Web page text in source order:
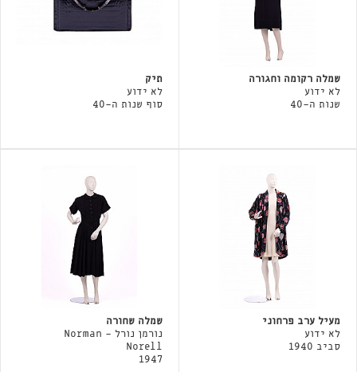
שמלה רקומה וחגורה
לא ידוע
שנות ה-40
תיק
לא ידוע
סוף שנות ה-40
מעיל ערב פרחוני
לא ידוע
סביב 1940
שמלה שחורה
נורמן נורל - Norman
Norell
1947